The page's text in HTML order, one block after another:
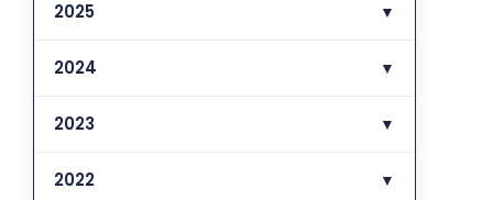
2025 ▼
2024 ▼
2023 ▼
2022 ▼